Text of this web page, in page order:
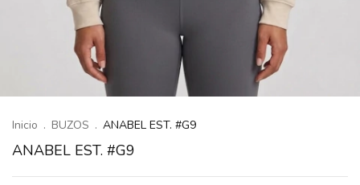
Inicio . BUZOS . ANABEL EST. #G9
ANABEL EST. #G9